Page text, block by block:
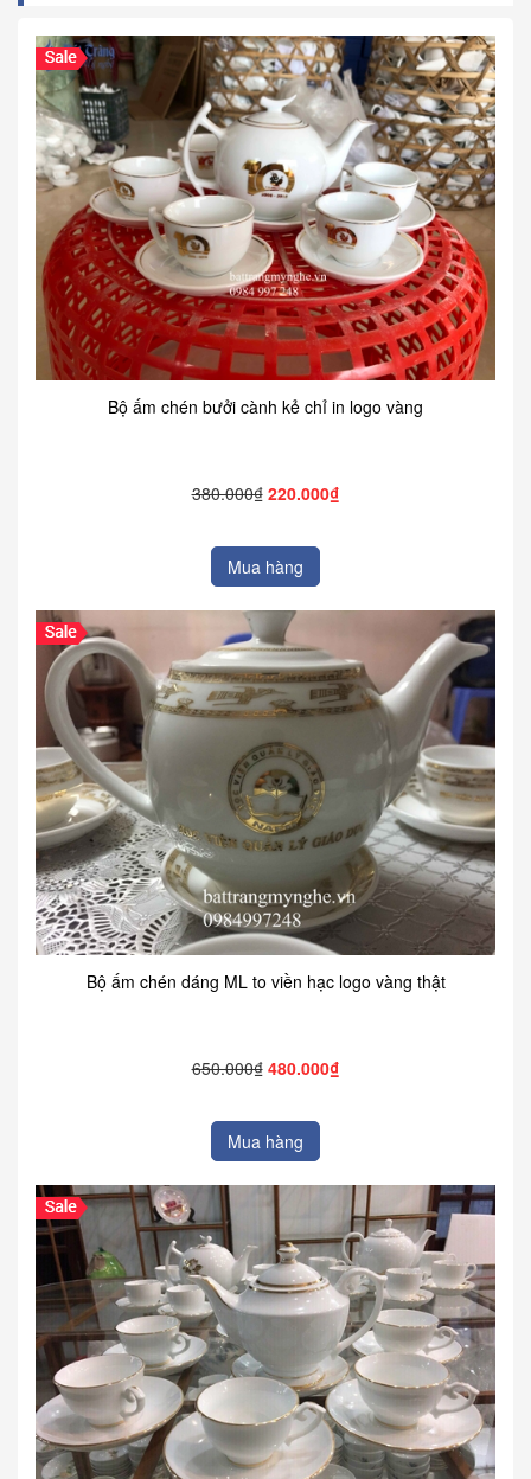
Bộ ấm chén bưởi cành kẻ chỉ in logo vàng
380.000₫ 220.000₫
Mua hàng
Bộ ấm chén dáng ML to viền hạc logo vàng thật
650.000₫ 480.000₫
Mua hàng